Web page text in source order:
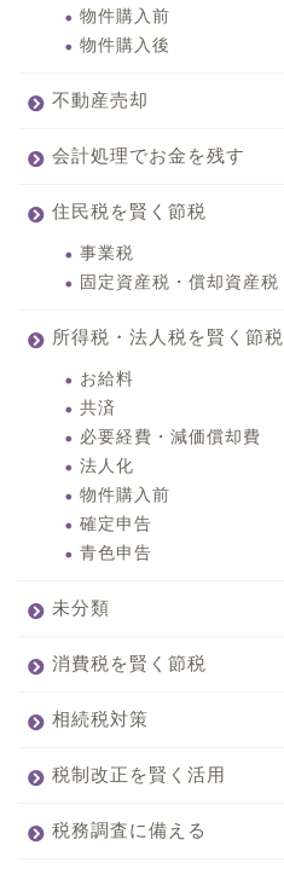
物件購入前
物件購入後
不動産売却
会計処理でお金を残す
住民税を賢く節税
事業税
固定資産税・償却資産税
所得税・法人税を賢く節税
お給料
共済
必要経費・減価償却費
法人化
物件購入前
確定申告
青色申告
未分類
消費税を賢く節税
相続税対策
税制改正を賢く活用
税務調査に備える